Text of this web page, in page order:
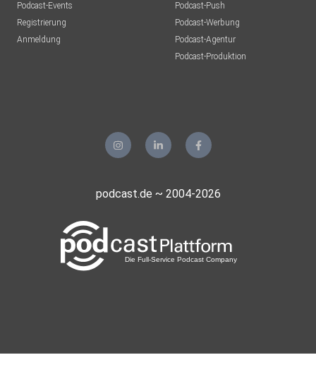
Podcast-Events
Registrierung
Anmeldung
Podcast-Push
Podcast-Werbung
Podcast-Agentur
Podcast-Produktion
podcast.de ~ 2004-2026